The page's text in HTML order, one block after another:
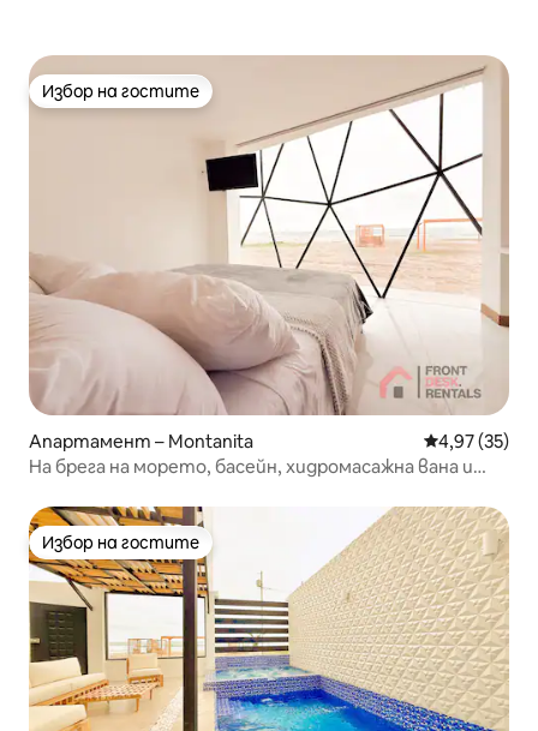
Избор на гостите
Избор на гостите
Апартамент – Montanita Средна
4,97 (35)
На брега на морето, басейн, хидромасажна вана и
Избор на гостите
Избор на гостите